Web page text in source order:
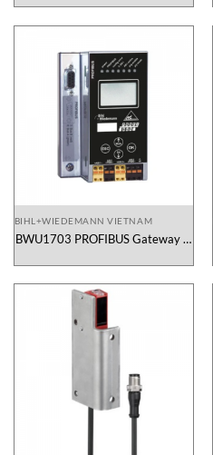
BIHL+WIEDEMANN VIETNAM
BWU1703 PROFIBUS Gateway in